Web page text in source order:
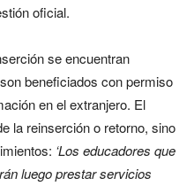
oficial.
se encuentran
beneficiados con permiso
en el extranjero. El
la reinserción o retorno, sino
‘Los educadores que
luego prestar servicios